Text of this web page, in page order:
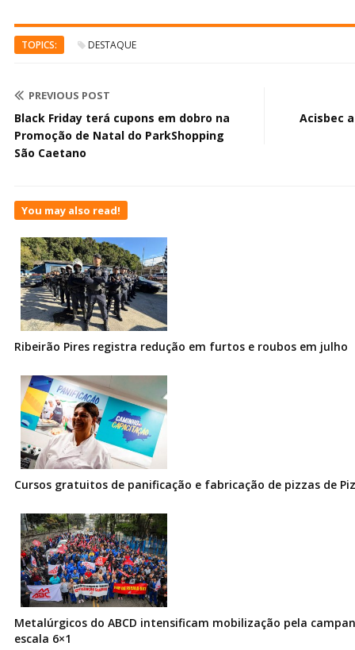
TOPICS: DESTAQUE
PREVIOUS POST
Black Friday terá cupons em dobro na
Promoção de Natal do ParkShopping
São Caetano
Acisbec
You may also read!
Ribeirão Pires registra redução em furtos e roubos em julho
Cursos gratuitos de panificação e fabricação de pizzas de
Metalúrgicos do ABCD intensificam mobilização pela
escala 6×1